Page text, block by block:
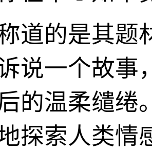
道的是其题
说一个故事
的温柔缱绻
探索人类